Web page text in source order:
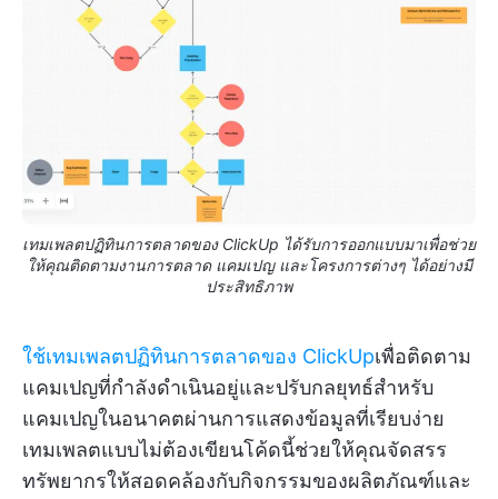
เทมเพลตปฏิทินการตลาดของ ClickUp ได้รับการออกแบบมาเพื่อช่วย
ให้คุณติดตามงานการตลาด แคมเปญ และโครงการต่างๆ ได้อย่างมี
ประสิทธิภาพ
ใช้เทมเพลตปฏิทินการตลาดของ ClickUpเพื่อติดตาม
แคมเปญที่กำลังดำเนินอยู่และปรับกลยุทธ์สำหรับ
แคมเปญในอนาคตผ่านการแสดงข้อมูลที่เรียบง่าย
เทมเพลตแบบไม่ต้องเขียนโค้ดนี้ช่วยให้คุณจัดสรร
ทรัพยากรให้สอดคล้องกับกิจกรรมของผลิตภัณฑ์และ